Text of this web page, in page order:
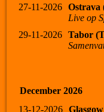
27-11-2026
Ostrava
Live op
29-11-2026
Tabor
December 2026
13-12-2026